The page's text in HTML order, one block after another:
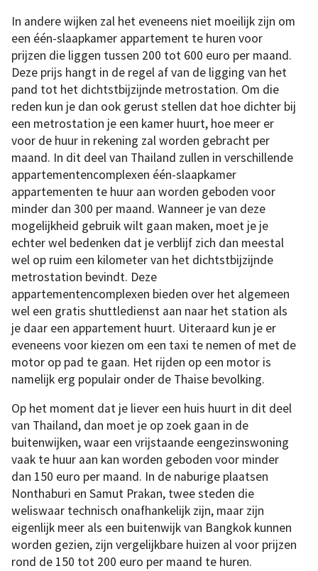
In andere wijken zal het eveneens niet moeilijk zijn om
een ​​één-slaapkamer appartement te huren voor
prijzen die liggen tussen 200 tot 600 euro per maand.
Deze prijs hangt in de regel af van de ligging van het
pand tot het dichtstbijzijnde metrostation. Om die
reden kun je dan ook gerust stellen dat hoe dichter bij
een metrostation je een kamer huurt, hoe meer er
voor de huur in rekening zal worden gebracht per
maand. In dit deel van Thailand zullen in verschillende
appartementencomplexen één-slaapkamer
appartementen te huur aan worden geboden voor
minder dan 300 per maand. Wanneer je van deze
mogelijkheid gebruik wilt gaan maken, moet je je
echter wel bedenken dat je verblijf zich dan meestal
wel op ruim een kilometer van het dichtstbijzijnde
metrostation bevindt. Deze
appartementencomplexen bieden over het algemeen
wel een gratis shuttledienst aan naar het station als
je daar een appartement huurt. Uiteraard kun je er
eveneens voor kiezen om een taxi te nemen of met de
motor op pad te gaan. Het rijden op een motor is
namelijk erg populair onder de Thaise bevolking.
Op het moment dat je liever een huis huurt in dit deel
van Thailand, dan moet je op zoek gaan in de
buitenwijken, waar een vrijstaande eengezinswoning
vaak te huur aan kan worden geboden voor minder
dan 150 euro per maand. In de naburige plaatsen
Nonthaburi en Samut Prakan, twee steden die
weliswaar technisch onafhankelijk zijn, maar zijn
eigenlijk meer als een buitenwijk van Bangkok kunnen
worden gezien, zijn vergelijkbare huizen al voor prijzen
rond de 150 tot 200 euro per maand te huren.